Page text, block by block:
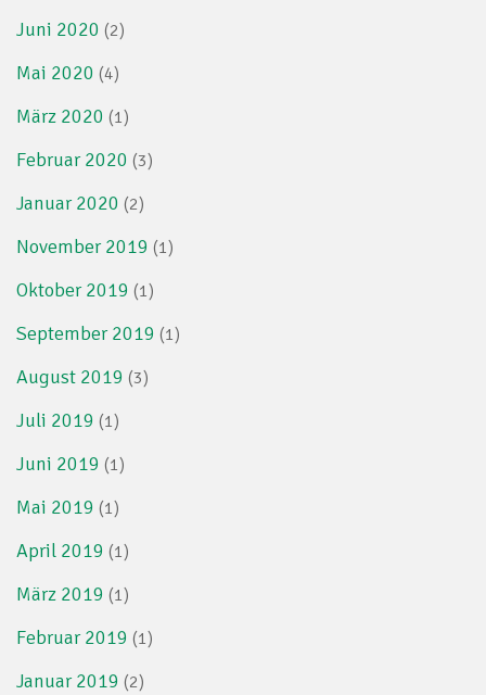
Juni 2020 (2)
Mai 2020 (4)
März 2020 (1)
Februar 2020 (3)
Januar 2020 (2)
November 2019 (1)
Oktober 2019 (1)
September 2019 (1)
August 2019 (3)
Juli 2019 (1)
Juni 2019 (1)
Mai 2019 (1)
April 2019 (1)
März 2019 (1)
Februar 2019 (1)
Januar 2019 (2)